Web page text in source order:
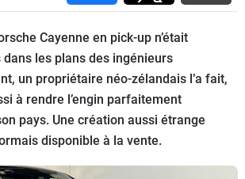
Cayenne en pick-up n’était
les plans des ingénieurs
un propriétaire néo-zélandais l’a fait,
à rendre l’engin parfaitement
pays. Une création aussi étrange
disponible à la vente.